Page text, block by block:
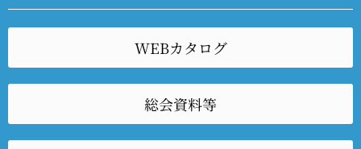
WEBカタログ
総会資料等